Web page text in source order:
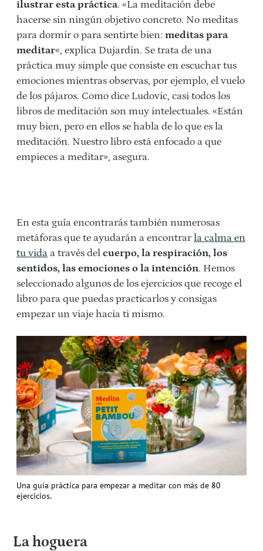
ilustrar esta práctica. «La meditación debe
hacerse sin ningún objetivo concreto. No meditas
para dormir o para sentirte bien: meditas para
meditar«, explica Dujardin. Se trata de una
práctica muy simple que consiste en escuchar tus
emociones mientras observas, por ejemplo, el vuelo
de los pájaros. Como dice Ludovic, casi todos los
libros de meditación son muy intelectuales. «Están
muy bien, pero en ellos se habla de lo que es la
meditación. Nuestro libro está enfocado a que
empieces a meditar», asegura.
En esta guía encontrarás también numerosas
metáforas que te ayudarán a encontrarla calma en
tu vida a través del cuerpo, la respiración, los
sentidos, las emociones o la intención. Hemos
seleccionado algunos de los ejercicios que recoge el
libro para que puedas practicarlos y consigas
empezar un viaje hacia ti mismo.
Una guía práctica para empezar a meditar con más de 80
ejercicios.
La hoguera